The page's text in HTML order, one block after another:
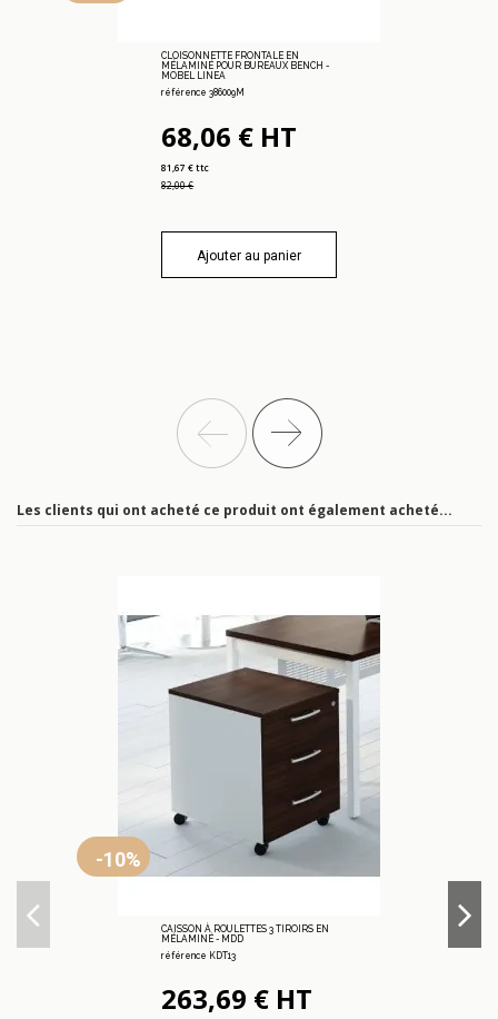
CLOISONNETTE FRONTALE EN
MÉLAMINÉ POUR BUREAUX BENCH -
MOBEL LINEA
référence 386009M
68,06 € HT
81,67 € ttc
82,00 €
Ajouter au panier
Les clients qui ont acheté ce produit ont également acheté...
-10%
CAISSON À ROULETTES 3 TIROIRS EN
MÉLAMINÉ - MDD
référence KDT13
263,69 € HT